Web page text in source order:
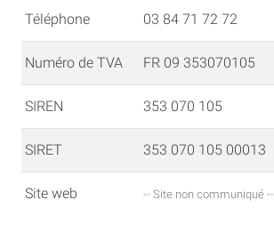
Téléphone 03 84 71 72 72
Numéro de TVA FR 09 353070105
SIREN 353 070 105
SIRET 353 070 105 00013
Site web -- Site non communiqué --